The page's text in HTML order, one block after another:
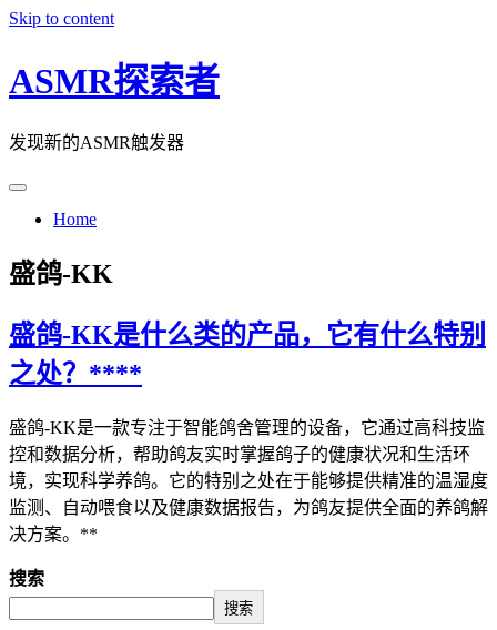
Skip to content
ASMR探索者
发现新的ASMR触发器
Home
盛鸽-KK
盛鸽-KK是什么类的产品，它有什么特别
之处？****
盛鸽-KK是一款专注于智能鸽舍管理的设备，它通过高科技监
控和数据分析，帮助鸽友实时掌握鸽子的健康状况和生活环
境，实现科学养鸽。它的特别之处在于能够提供精准的温湿度
监测、自动喂食以及健康数据报告，为鸽友提供全面的养鸽解
决方案。**
搜索
搜索